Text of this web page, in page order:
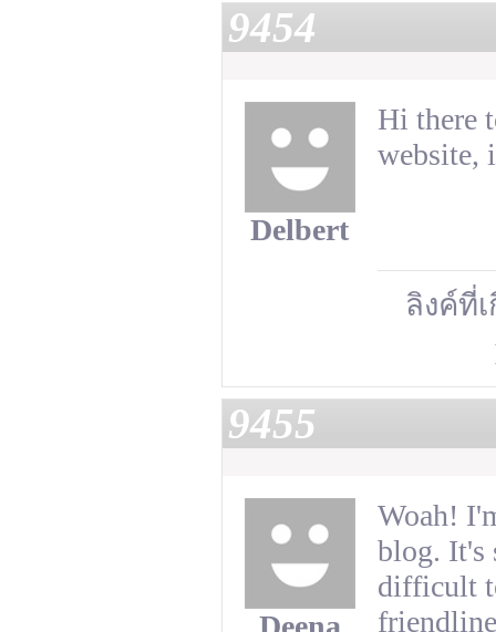
9454
Delbert
Hi there
website,
ลิงค์ที่
9455
Woah!
blog. It's
difficult